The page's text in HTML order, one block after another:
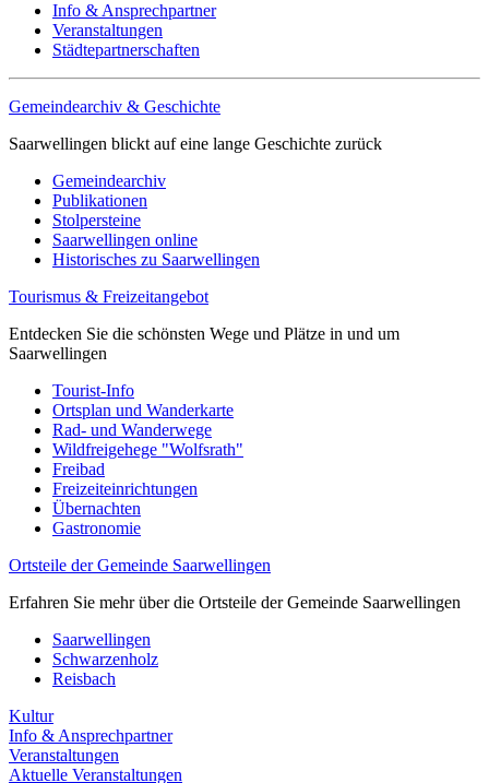
Info & Ansprechpartner
Veranstaltungen
Städtepartnerschaften
Gemeindearchiv & Geschichte
Saarwellingen blickt auf eine lange Geschichte zurück
Gemeindearchiv
Publikationen
Stolpersteine
Saarwellingen online
Historisches zu Saarwellingen
Tourismus & Freizeitangebot
Entdecken Sie die schönsten Wege und Plätze in und um
Saarwellingen
Tourist-Info
Ortsplan und Wanderkarte
Rad- und Wanderwege
Wildfreigehege "Wolfsrath"
Freibad
Freizeiteinrichtungen
Übernachten
Gastronomie
Ortsteile der Gemeinde Saarwellingen
Erfahren Sie mehr über die Ortsteile der Gemeinde Saarwellingen
Saarwellingen
Schwarzenholz
Reisbach
Kultur
Info & Ansprechpartner
Veranstaltungen
Aktuelle Veranstaltungen